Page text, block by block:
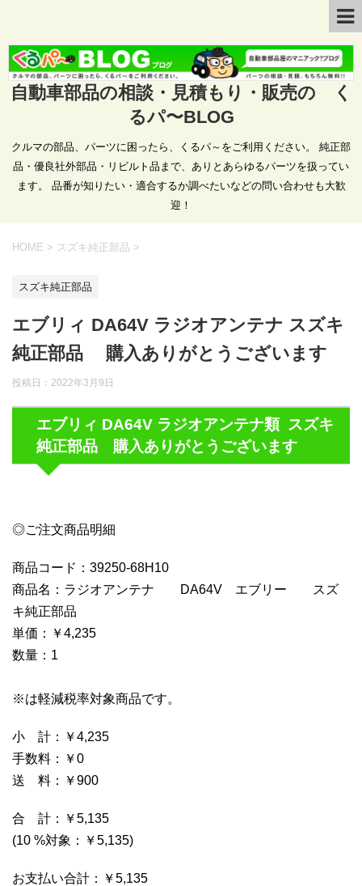
自動車部品の相談・見積もり・販売の く
るパ〜BLOG
クルマの部品、パーツに困ったら、くるパ～をご利用ください。 純正部
品・優良社外部品・リビルト品まで、ありとあらゆるパーツを扱ってい
ます。 品番が知りたい・適合するか調べたいなどの問い合わせも大歓
迎！
HOME > スズキ純正部品 >
スズキ純正部品
エブリィ DA64V ラジオアンテナ スズキ
純正部品 購入ありがとうございます
投稿日： 2022年3月9日
エブリィ DA64V ラジオアンテナ類 スズキ
純正部品 購入ありがとうございます
◎ご注文商品明細
商品コード：39250-68H10
商品名：ラジオアンテナ DA64V エブリー スズ
キ純正部品
単価：￥4,235
数量：1
※は軽減税率対象商品です。
小 計：￥4,235
手数料：￥0
送 料：￥900
合 計：￥5,135
(10 %対象：￥5,135)
お支払い合計：￥5,135